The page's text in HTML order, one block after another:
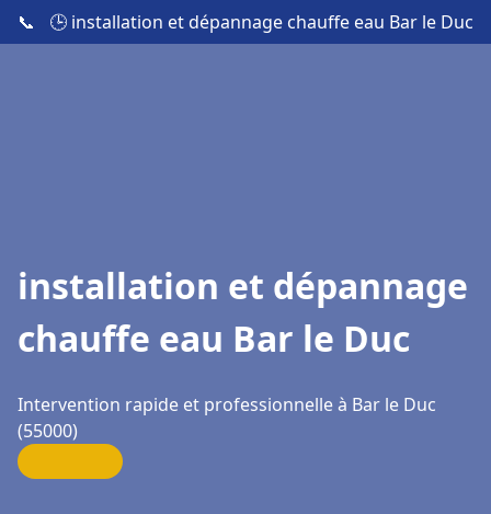
📞 🕒 installation et dépannage chauffe eau Bar le Duc
installation et dépannage
chauffe eau Bar le Duc
Intervention rapide et professionnelle à Bar le Duc
(55000)